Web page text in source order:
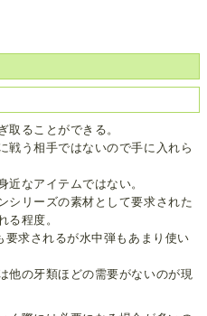
取ることができる。
戦う相手ではないので手に入れら
近なアイテムではない。
シリーズの素材として要求された
る程度。
要求されるが水中弾もあまり使い
他の牙類ほどの需要がないのが現